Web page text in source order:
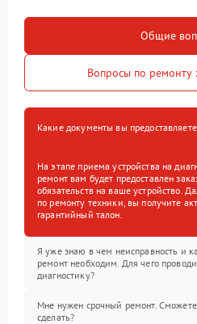
Общие
Вопросы по ремонту
Какие документы вы
На этапе приема устройства на
ремонт вам будет предоставлен
обязательств на ваше устройство.
по ремонту техники, вы получите
гарантийный талон.
Я уже знаю в чем неисправность и
ремонт необходим. Для чего
диагностику?
Мне нужен срочный ремонт. Сможете
сделать?